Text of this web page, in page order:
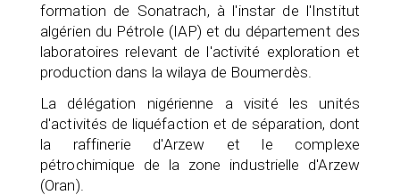
formation de Sonatrach, à l'instar de l'Institut
algérien du Pétrole (IAP) et du département des
laboratoires relevant de l'activité exploration et
production dans la wilaya de Boumerdès.
La délégation nigérienne a visité les unités
d'activités de liquéfaction et de séparation, dont
la raffinerie d'Arzew et le complexe
pétrochimique de la zone industrielle d'Arzew
(Oran).